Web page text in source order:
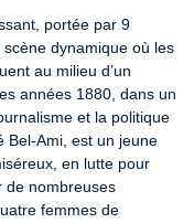
portée par 9
dynamique où les
au milieu d’un
années 1880, dans un
et la politique
Bel-Ami, est un jeune
en lutte pour
de nombreuses
femmes de